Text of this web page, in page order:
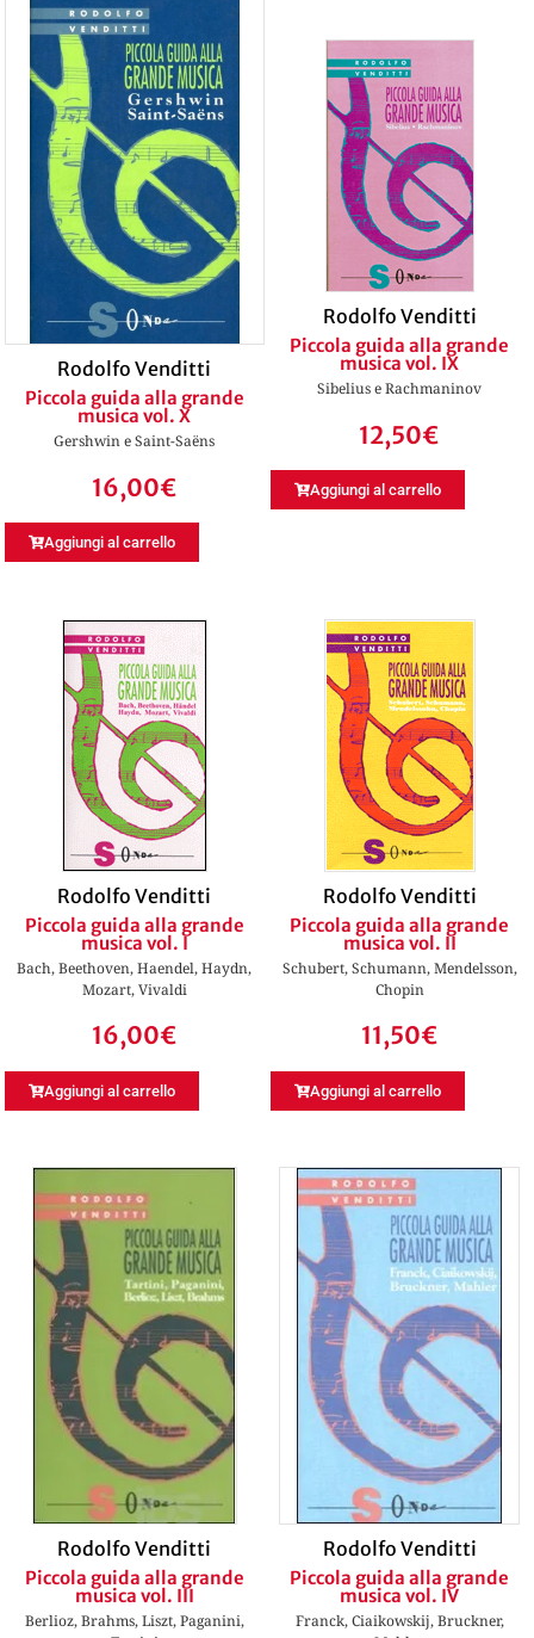
Rodolfo Venditti
Piccola guida alla grande
musica vol. X
Gershwin e Saint-Saëns
16,00€
Aggiungi al carrello
Rodolfo Venditti
Piccola guida alla grande
musica vol. IX
Sibelius e Rachmaninov
12,50€
Aggiungi al carrello
Rodolfo Venditti
Piccola guida alla grande
musica vol. I
Bach, Beethoven, Haendel, Haydn,
Mozart, Vivaldi
16,00€
Aggiungi al carrello
Rodolfo Venditti
Piccola guida alla grande
musica vol. II
Schubert, Schumann, Mendelsson,
Chopin
11,50€
Aggiungi al carrello
Rodolfo Venditti
Piccola guida alla grande
musica vol. III
Berlioz, Brahms, Liszt, Paganini,
Rodolfo Venditti
Piccola guida alla grande
musica vol. IV
Franck, Ciaikowskij, Bruckner,